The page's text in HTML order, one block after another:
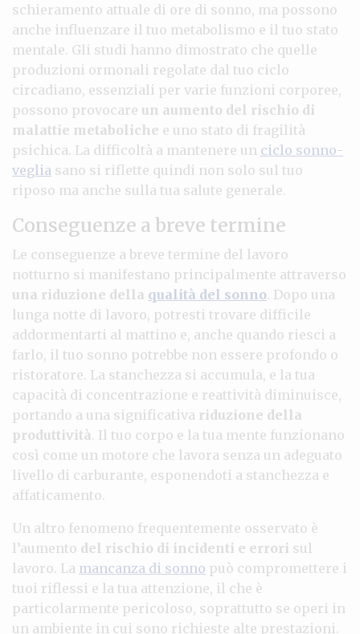
schieramento attuale di ore di sonno, ma possono
anche influenzare il tuo metabolismo e il tuo stato
mentale. Gli studi hanno dimostrato che quelle
produzioni ormonali regolate dal tuo ciclo
circadiano, essenziali per varie funzioni corporee,
possono provocare un aumento del rischio di
malattie metaboliche e uno stato di fragilità
psichica. La difficoltà a mantenere un ciclo sonno-
veglia sano si riflette quindi non solo sul tuo
riposo ma anche sulla tua salute generale.
Conseguenze a breve termine
Le conseguenze a breve termine del lavoro
notturno si manifestano principalmente attraverso
una riduzione della qualità del sonno. Dopo una
lunga notte di lavoro, potresti trovare difficile
addormentarti al mattino e, anche quando riesci a
farlo, il tuo sonno potrebbe non essere profondo o
ristoratore. La stanchezza si accumula, e la tua
capacità di concentrazione e reattività diminuisce,
portando a una significativa riduzione della
produttività. Il tuo corpo e la tua mente funzionano
così come un motore che lavora senza un adeguato
livello di carburante, esponendoti a stanchezza e
affaticamento.
Un altro fenomeno frequentemente osservato è
l’aumento del rischio di incidenti e errori sul
lavoro. La mancanza di sonno può compromettere i
tuoi riflessi e la tua attenzione, il che è
particolarmente pericoloso, soprattutto se operi in
un ambiente in cui sono richieste alte prestazioni.